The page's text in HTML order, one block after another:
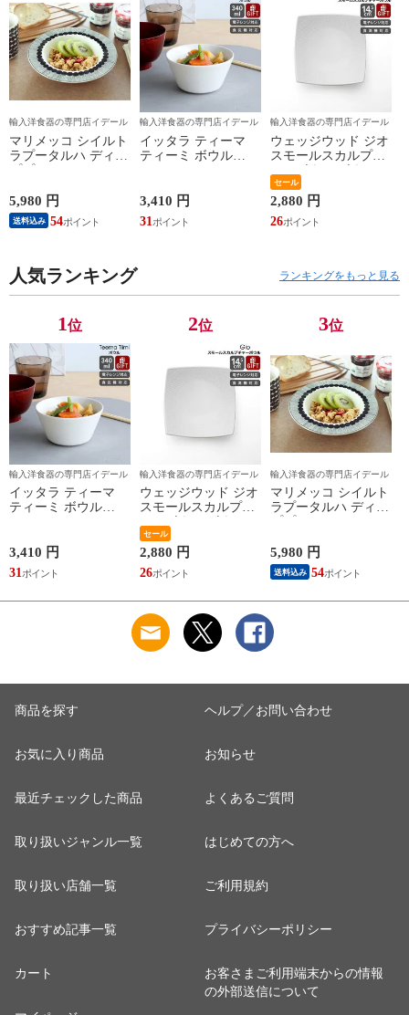
輸入洋食器の専門店イデール
マリメッコ シイルト
ラプータルハ ディー
ププレート20cm ホワ
marimekko
SIIRTOLAPUUTARHA
パスタプレート 結婚
リメッコ】【食器 カ
トラリー】【ギフ
5,980 円
送料込み 54
輸入洋食器の専門店イデール
イッタラ ティーマ
ティーミ ボウル
ジ対応 ギフト 結婚
祝い プレゼント 贈
り物 【iittala イッタ
3,410 円
31
輸入洋食器の専門店イデール
ウェッジウッド ジオ
スモールスカルプチ
ャーボウル ボウル
ギフト 結婚祝い プ
レゼント 贈り物
【食器 カトラリー】
【ギフト】
セール
2,880 円
26
人気ランキング ランキングをもっと見る
1位
輸入洋食器の専門店イデール
イッタラ ティーマ
ティーミ ボウル
ジ対応 ギフト 結婚
祝い プレゼント 贈
り物 【iittala イッタ
3,410 円
31
2位
輸入洋食器の専門店イデール
ウェッジウッド ジオ
スモールスカルプチ
ギフト 結婚祝い プ
レゼント 贈り物
【食器 カトラリー】
【ギフト】
セール
2,880 円
26
3位
輸入洋食器の専門店イデール
マリメッコ シイルト
ラプータルハ ディー
marimekko
SIIRTOLAPUUTARHA
パスタプレート 結婚
リメッコ】【食器 カ
トラリー】【ギフ
5,980 円
送料込み 54
商品を探す
お気に入り商品
最近チェックした商品
取り扱いジャンル一覧
取り扱い店舗一覧
おすすめ記事一覧
カート
ヘルプ／お問い合わせ
お知らせ
よくあるご質問
はじめての方へ
ご利用規約
プライバシーポリシー
お客さまご利用端末からの情報
の外部送信について